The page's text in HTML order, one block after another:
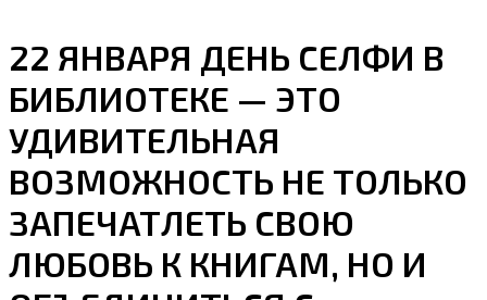
22 ЯНВАРЯ ДЕНЬ СЕЛФИ В
БИБЛИОТЕКЕ — ЭТО
УДИВИТЕЛЬНАЯ
ВОЗМОЖНОСТЬ НЕ ТОЛЬКО
ЗАПЕЧАТЛЕТЬ СВОЮ
ЛЮБОВЬ К КНИГАМ, НО И